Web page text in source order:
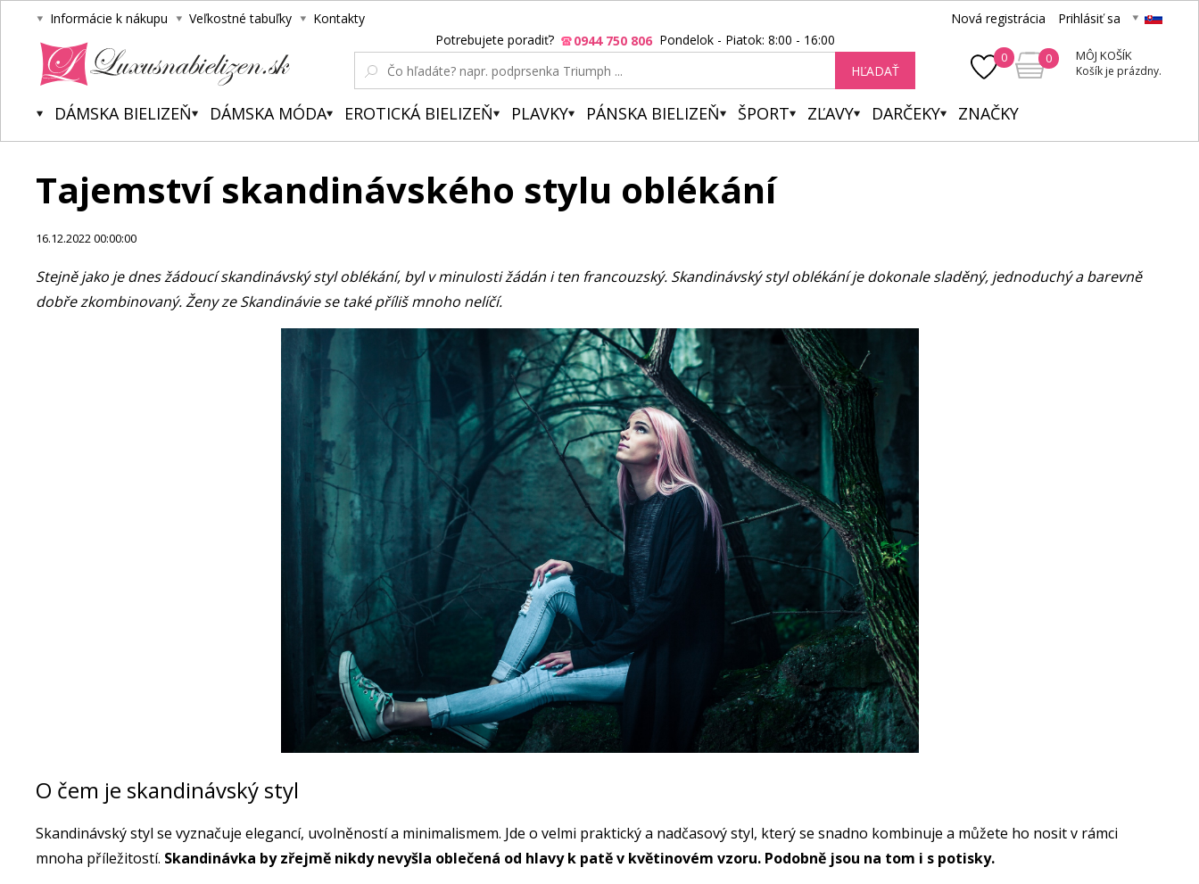
Informácie k nákupu Veľkostné tabuľky Kontakty Nová registrácia Prihlásiť sa
0 0 MÔJ KOŠÍK
Košík je prázdny.
Potrebujete poradiť? 0944 750 806 Pondelok - Piatok: 8:00 - 16:00
HĽADAŤ
DÁMSKA BIELIZEŇ DÁMSKA MÓDA EROTICKÁ BIELIZEŇ PLAVKY PÁNSKA BIELIZEŇ ŠPORT ZĽAVY DARČEKY ZNAČKY
Tajemství skandinávského stylu oblékání
16.12.2022 00:00:00
Stejně jako je dnes žádoucí skandinávský styl oblékání, byl v minulosti žádán i ten francouzský. Skandinávský styl oblékání je dokonale sladěný, jednoduchý a barevně
dobře zkombinovaný. Ženy ze Skandinávie se také příliš mnoho nelíčí.
O čem je skandinávský styl
Skandinávský styl se vyznačuje elegancí, uvolněností a minimalismem. Jde o velmi praktický a nadčasový styl, který se snadno kombinuje a můžete ho nosit v rámci
mnoha příležitostí. Skandinávka by zřejmě nikdy nevyšla oblečená od hlavy k patě v květinovém vzoru. Podobně jsou na tom i s potisky.